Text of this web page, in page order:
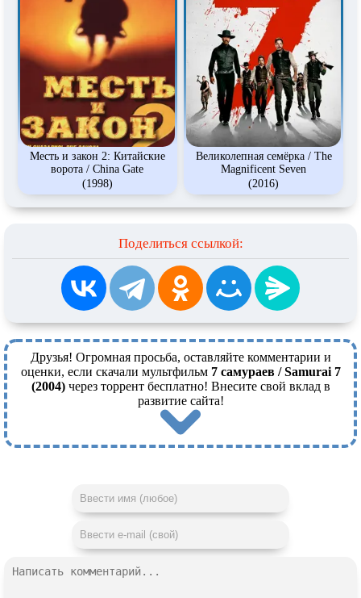
Месть и закон 2: Китайские
ворота / China Gate
(1998)
Великолепная семёрка / The
Magnificent Seven
(2016)
Поделиться ссылкой:
Друзья! Огромная просьба, оставляйте комментарии и
оценки, если скачали мультфильм 7 самураев / Samurai 7
(2004)через торрент бесплатно! Внесите свой вклад в
развитие сайта!